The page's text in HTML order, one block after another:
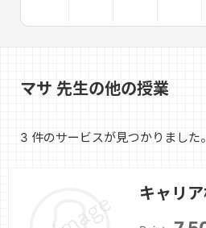
マサ 先生の他の授業
3 件のサービスが見つかりました。
キャリ